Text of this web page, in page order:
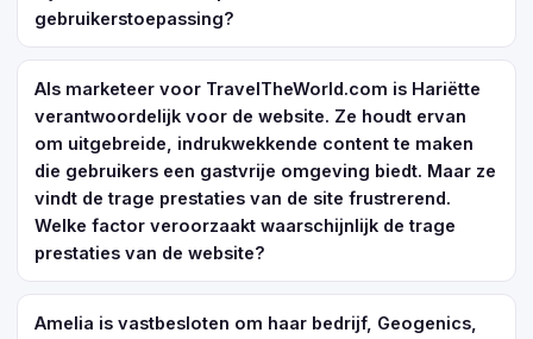
gebruikerstoepassing?
Als marketeer voor TravelTheWorld.com is Hariëtte
verantwoordelijk voor de website. Ze houdt ervan
om uitgebreide, indrukwekkende content te maken
die gebruikers een gastvrije omgeving biedt. Maar ze
vindt de trage prestaties van de site frustrerend.
Welke factor veroorzaakt waarschijnlijk de trage
prestaties van de website?
Amelia is vastbesloten om haar bedrijf, Geogenics,